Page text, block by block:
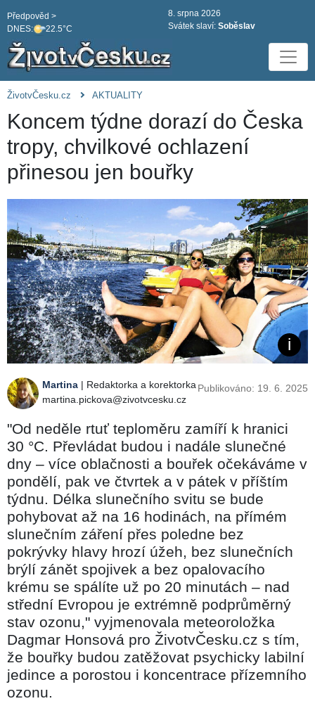
DNES: 22.5°C
Předpověd >
8. srpna 2026
Svátek slaví: Soběslav
ŽivotvČesku.cz AKTUALITY
Koncem týdne dorazí do Česka
tropy, chvilkové ochlazení
přinesou jen bouřky
Martina | Redaktorka a korektorka
martina.pickova@zivotvcesku.cz
Publikováno: 19. 6. 2025
"Od neděle rtuť teploměru zamíří k hranici
30 °C. Převládat budou i nadále slunečné
dny – více oblačnosti a bouřek očekáváme v
pondělí, pak ve čtvrtek a v pátek v příštím
týdnu. Délka slunečního svitu se bude
pohybovat až na 16 hodinách, na přímém
slunečním záření přes poledne bez
pokrývky hlavy hrozí úžeh, bez slunečních
brýlí zánět spojivek a bez opalovacího
krému se spálíte už po 20 minutách – nad
střední Evropou je extrémně podprůměrný
stav ozonu," vyjmenovala meteoroložka
Dagmar Honsová pro ŽivotvČesku.cz s tím,
že bouřky budou zatěžovat psychicky labilní
jedince a porostou i koncentrace přízemního
ozonu.